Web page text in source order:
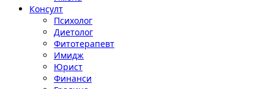
Консулт
Психолог
Диетолог
Фитотерапевт
Имидж
Юрист
Финанси